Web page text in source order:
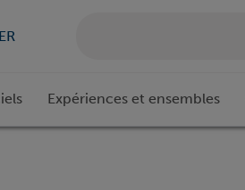
Expériences et ensembles